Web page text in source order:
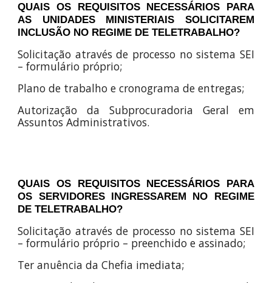
QUAIS OS REQUISITOS NECESSÁRIOS PARA
AS UNIDADES MINISTERIAIS SOLICITAREM
INCLUSÃO NO REGIME DE TELETRABALHO?
Solicitação através de processo no sistema SEI
– formulário próprio;
Plano de trabalho e cronograma de entregas;
Autorização da Subprocuradoria Geral em
Assuntos Administrativos.
QUAIS OS REQUISITOS NECESSÁRIOS PARA
OS SERVIDORES INGRESSAREM NO REGIME
DE TELETRABALHO?
Solicitação através de processo no sistema SEI
– formulário próprio – preenchido e assinado;
Ter anuência da Chefia imediata;